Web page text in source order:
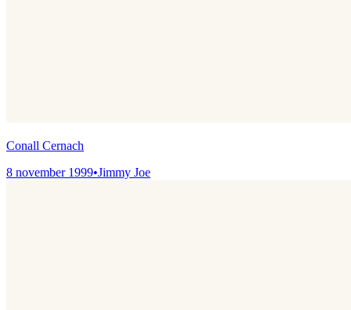
Conall Cernach
8 november 1999•Jimmy Joe